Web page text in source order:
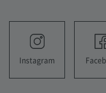
Instagram